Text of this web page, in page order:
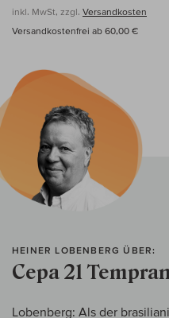
inkl. MwSt, zzgl. Versandkosten
Versandkostenfrei ab 60,00 €
HEINER LOBENBERG ÜBER:
Cepa 21
Lobenberg: Als der